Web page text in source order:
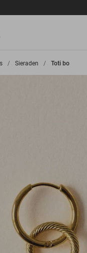
>
Sieraden >
Toti bo